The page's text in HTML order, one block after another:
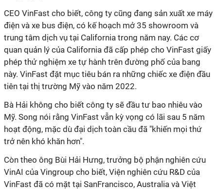
CEO VinFast cho biết, công ty cũng đang sản xuất xe máy
điện và xe bus điện, có kế hoạch mở 35 showroom và
trung tâm dịch vụ tại California trong năm nay. Các cơ
quan quản lý của California đã cấp phép cho VinFast giấy
phép thử nghiệm xe tự hành trên đường phố của bang
này. VinFast đặt mục tiêu bán ra những chiếc xe điện đầu
tiên tại thị trường Mỹ vào năm 2022.
Bà Hải không cho biết công ty sẽ đầu tư bao nhiêu vào
Mỹ. Song nói rằng VinFast vẫn kỳ vọng có lãi sau 5 năm
hoạt động, mặc dù đại dịch toàn cầu đã "khiến mọi thứ
trở nên khó khăn hơn".
Còn theo ông Bùi Hải Hưng, trưởng bộ phận nghiên cứu
VinAI của Vingroup cho biết, Viện nghiên cứu R&D của
VinFast đã có mặt tại SanFrancisco, Australia và Việt